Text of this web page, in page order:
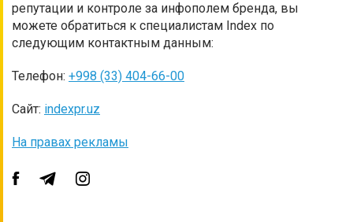
репутации и контроле за инфополем бренда, вы
можете обратиться к специалистам Index по
следующим контактным данным:
Телефон: +998 (33) 404-66-00
Сайт: indexpr.uz
На правах рекламы